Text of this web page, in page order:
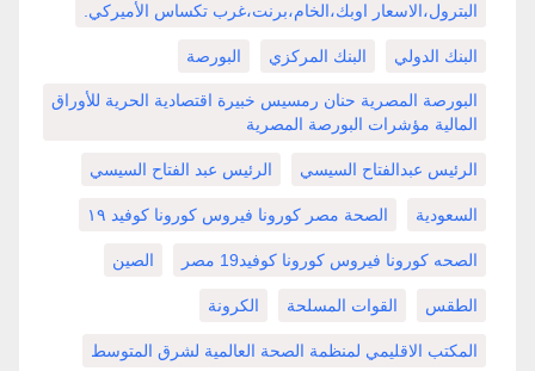
البترول،الاسعار اوبك،الخام،برنت،غرب تكساس الأميركي.
البنك الدولي البنك المركزي البورصة
البورصة المصرية حنان رمسيس خبيرة اقتصادية الحرية للأوراق
المالية مؤشرات البورصة المصرية
الرئيس عبدالفتاح السيسي الرئيس عبد الفتاح السيسي
السعودية الصحة مصر كورونا فيروس كورونا كوفيد ١٩
الصحه كورونا فيروس كورونا كوفيد19 مصر الصين
الطقس القوات المسلحة الكرونة
المكتب الاقليمي لمنظمة الصحة العالمية لشرق المتوسط